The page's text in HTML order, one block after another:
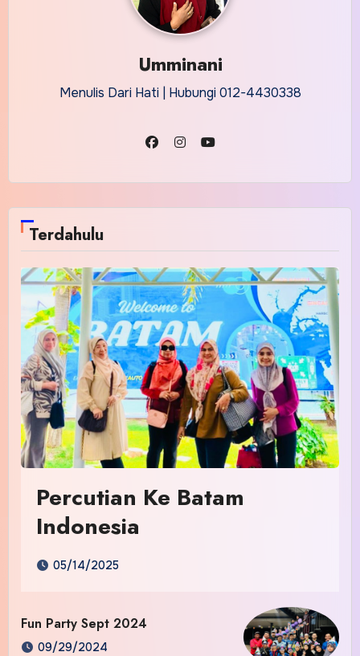
Umminani
Menulis Dari Hati | Hubungi 012-4430338
Terdahulu
Percutian Ke Batam
Indonesia
05/14/2025
Fun Party Sept 2024
09/29/2024